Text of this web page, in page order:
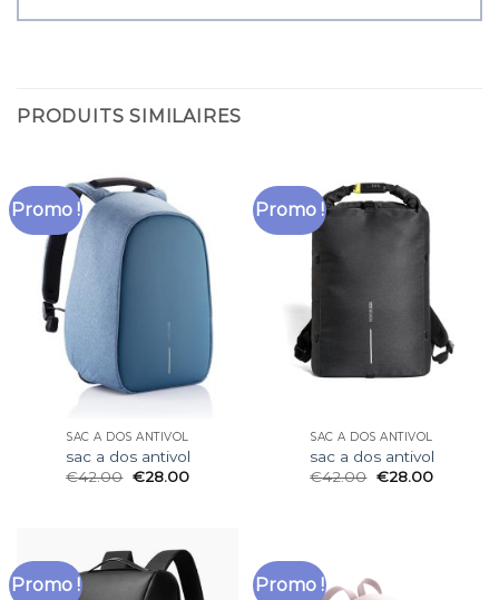
PRODUITS SIMILAIRES
Promo !
SAC A DOS ANTIVOL
sac a dos antivol
€42.00 €28.00
Promo !
SAC A DOS ANTIVOL
sac a dos antivol
€42.00 €28.00
Promo ! Promo !